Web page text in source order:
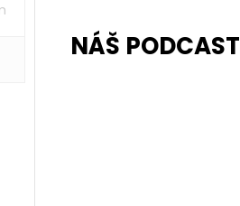
NÁŠ PODCAST